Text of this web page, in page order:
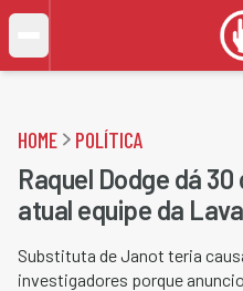
HOME POLÍTICA
Raquel Dodge dá
atual equipe da
Substituta de Janot teria
investigadores porque